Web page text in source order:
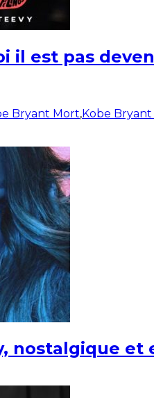
il est pas
Bryant Mort,Kobe
nostalgique et